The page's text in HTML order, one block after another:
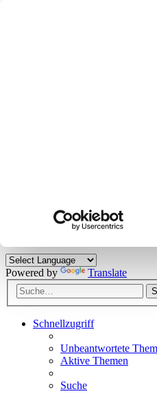
Herzlich
Kunden viele nützliche
Powered by Translate
Schnellzugriff
Unbeantwortete
Aktive Themen
Suche